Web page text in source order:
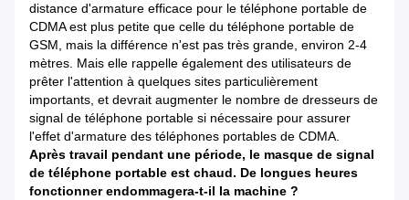
distance d'armature efficace pour le téléphone portable de
CDMA est plus petite que celle du téléphone portable de
GSM, mais la différence n'est pas très grande, environ 2-4
mètres. Mais elle rappelle également des utilisateurs de
prêter l'attention à quelques sites particulièrement
importants, et devrait augmenter le nombre de dresseurs de
signal de téléphone portable si nécessaire pour assurer
l'effet d'armature des téléphones portables de CDMA.
Après travail pendant une période, le masque de signal
de téléphone portable est chaud. De longues heures
fonctionner endommagera-t-il la machine ?